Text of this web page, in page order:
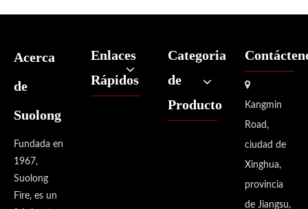
Acerca
de
Suolong
Fundada en
1967,
Suolong
Fire, es un
Enlaces
Rápidos
Categoria
de
Producto

Kangmin
Road,
ciudad de
Xinghua,
provincia
de Jiangsu,